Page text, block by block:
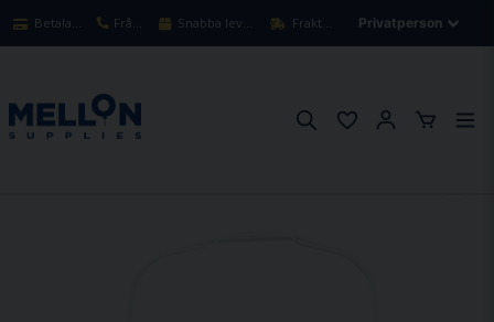
Betala säkert med kort Frågor? Ring oss! Snabba leveranser 1-3 arbetsdagar Fraktfritt över 900kr